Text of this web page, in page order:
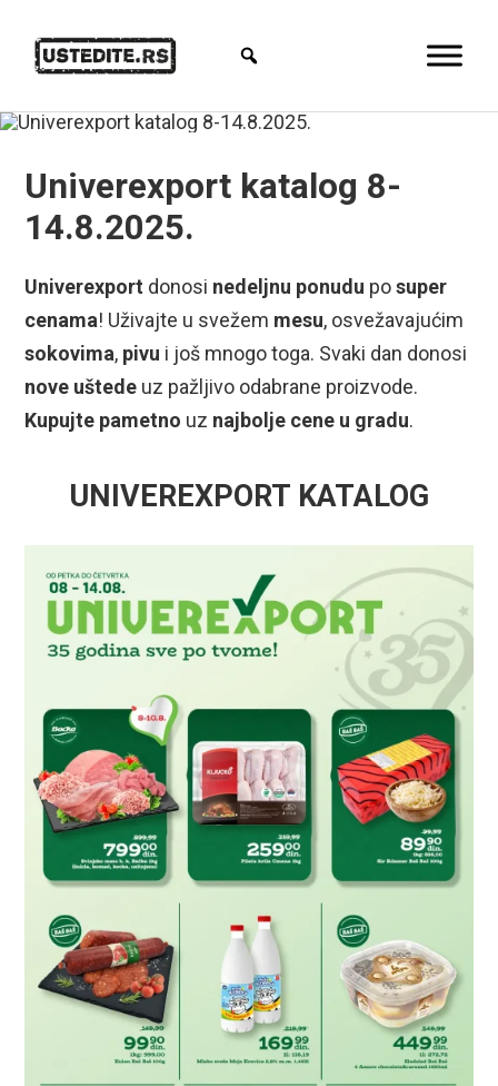
Univerexport katalog 8-
14.8.2025.
Univerexport donosi nedeljnu ponudu posuper
cenama! Uživajte u svežem mesu, osvežavajućim
sokovima, pivu i još mnogo toga. Svaki dan donosi
nove uštede uz pažljivo odabrane proizvode.
Kupujte pametno uz najbolje cene u gradu.
UNIVEREXPORT KATALOG